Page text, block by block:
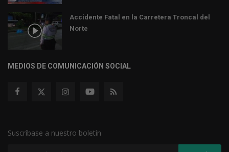
Accidente Fatal en la Carretera Troncal del
Norte
MEDIOS DE COMUNICACIÓN SOCIAL
Suscríbase a nuestro boletín